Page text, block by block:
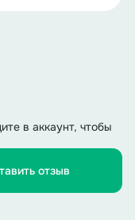
всех людей,
в аккаунт, чтобы
отзыв